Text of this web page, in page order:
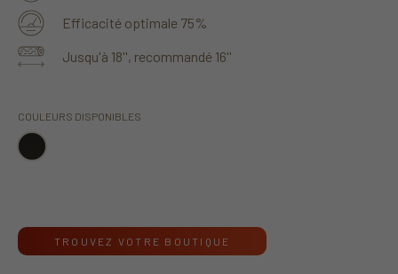
Efficacité optimale 75%
Jusqu'à 18'', recommandé 16''
COULEURS DISPONIBLES
TROUVEZ VOTRE BOUTIQUE